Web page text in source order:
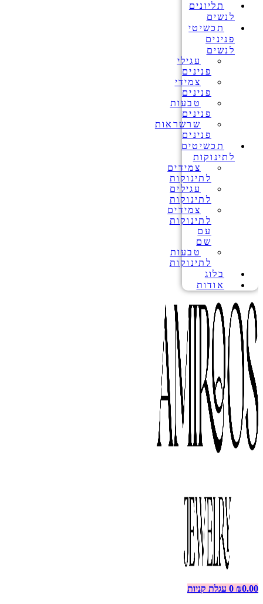
תליונים
לנשים
תכשיטי
פנינים
לנשים
עגילי
פנינים
צמידי
פנינים
טבעות
פנינים
שרשראות
פנינים
תכשיטים
לתינוקות
צמידים
לתינוקות
עגילים
לתינוקות
צמידים
לתינוקות
עם
שם
טבעות
לתינוקות
בלוג
אודות
₪0.00
0 עגלת קניות